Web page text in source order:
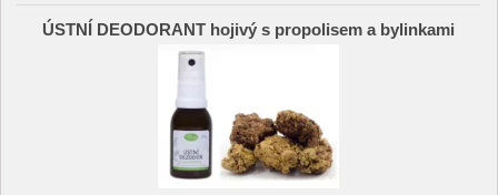
ÚSTNÍ DEODORANT hojivý s propolisem a bylinkami